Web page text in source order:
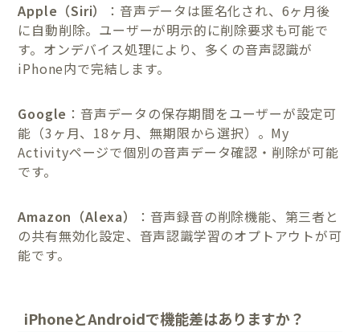
Apple（Siri）
：音声データは匿名化され、6ヶ月後
に自動削除。ユーザーが明示的に削除要求も可能で
す。オンデバイス処理により、多くの音声認識が
iPhone内で完結します。
Google ：音声データの保存期間をユーザーが設定可
能（3ヶ月、18ヶ月、無期限から選択）。My
Activityページで個別の音声データ確認・削除が可能
です。
Amazon（Alexa）
：音声録音の削除機能、第三者と
の共有無効化設定、音声認識学習のオプトアウトが可
能です。
iPhoneとAndroidで機能差はありますか？